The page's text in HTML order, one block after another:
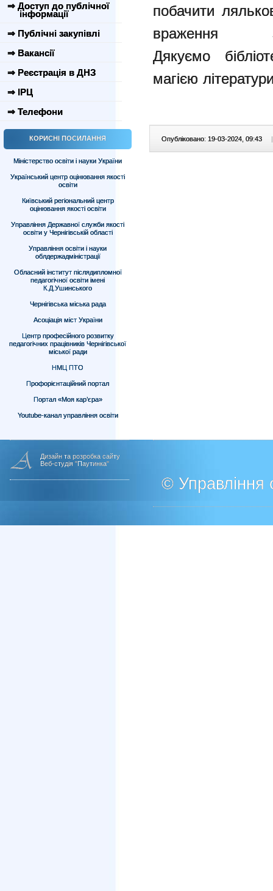
⇒ Доступ до публічної
інформації
⇒ Публічні закупівлі
⇒ Вакансії
⇒ Реєстрація в ДНЗ
⇒ ІРЦ
⇒ Телефони
КОРИСНІ ПОСИЛАННЯ
Міністерство освіти і науки України
Український центр оцінювання якості
освіти
Київський регіональний центр
оцінювання якості освіти
Управління Державної служби якості
освіти у Чернігівській області
Управління освіти і науки
облдержадміністрації
Обласний інститут післядипломної
педагогічної освіти імені
К.Д.Ушинського
Чернігівська міська рада
Асоціація міст України
Центр професійного розвитку
педагогічних працівників Чернігівської
міської ради
НМЦ ПТО
Профорієнтаційний портал
Портал «Моя кар’єра»
Youtube-канал управління освіти
побачити
враження
Дякуємо
магією
Опубліковано: 19-03-2024, 09:43 |
Дизайн та розробка сайту
Веб-студія "Паутинка"
© Управління